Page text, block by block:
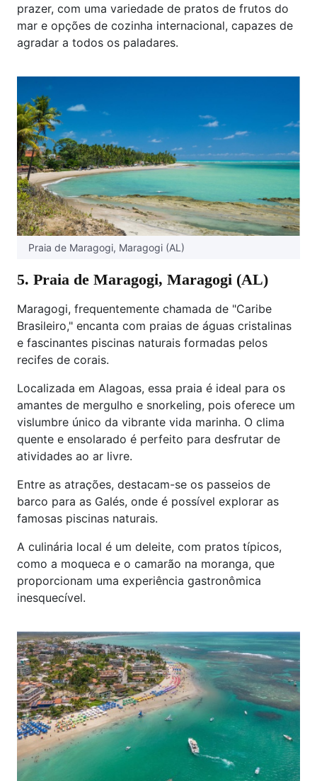
prazer, com uma variedade de pratos de frutos do
mar e opções de cozinha internacional, capazes de
agradar a todos os paladares.
Praia de Maragogi, Maragogi (AL)
5. Praia de Maragogi, Maragogi (AL)
Maragogi, frequentemente chamada de "Caribe
Brasileiro," encanta com praias de águas cristalinas
e fascinantes piscinas naturais formadas pelos
recifes de corais.
Localizada em Alagoas, essa praia é ideal para os
amantes de mergulho e snorkeling, pois oferece um
vislumbre único da vibrante vida marinha. O clima
quente e ensolarado é perfeito para desfrutar de
atividades ao ar livre.
Entre as atrações, destacam-se os passeios de
barco para as Galés, onde é possível explorar as
famosas piscinas naturais.
A culinária local é um deleite, com pratos típicos,
como a moqueca e o camarão na moranga, que
proporcionam uma experiência gastronômica
inesquecível.